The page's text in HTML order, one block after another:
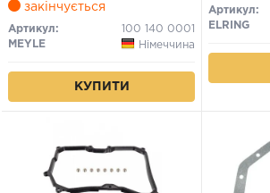
закінчується
Артикул:
100 140 0001
MEYLE
Німеччина
КУПИТИ
Артикул:
ELRING